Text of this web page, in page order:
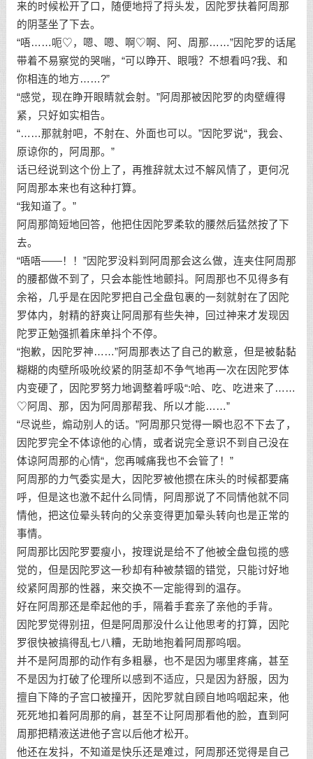
来的时候松开了口，随便地捋了捋头发，因陀罗扶着阿周那
的阴茎坐了下去。
“唔……呃♡，嗯、嗯、啊♡啊、阿、周那……”因陀罗的话尾
带着不易察觉的哭喘，“可以睁开、眼哦？不想看吗?我、和
你相连的地方……?”
“感觉，现在睁开眼睛就会射。”阿周那被因陀罗的肉壁缠得
紧，只好如实相告。
“……那就射吧，不射在、外面也可以。”因陀罗说“，我会、
原谅你的，阿周那。”
话已经说到这个份上了，再推辞就太过不解风情了，更何况
阿周那本来也有这种打算。
“我知道了。”
阿周那简短地回答，他把住因陀罗柔软的腰然后猛然按了下
去。
“唔唔——！！”因陀罗没料到阿周那会这么做，连夹住阿周那
的腰都做不到了，只会本能性地颤抖。阿周那也不见得多有
余裕，几乎是在因陀罗把自己全盘包裹的一刻就射在了因陀
罗体内，射精的舒爽让阿周那有些失神，回过神来才发现因
陀罗正勉强抓着床单抖个不停。
“抱歉，因陀罗神……”阿周那表达了自己的歉意，但是被黏黏
糊糊的肉壁所吸吮绞紧的阴茎却不争气地再一次在因陀罗体
内变硬了，因陀罗努力地调整着呼吸“:哈、吃、吃进来了……
♡阿周、那，因为阿周那帮我、所以才能……”
“尽说些，煽动别人的话。”阿周那只觉得一瞬也忍不下去了，
因陀罗完全不体谅他的心情，或者说完全意识不到自己没在
体谅阿周那的心情“，您再喊痛我也不会管了！”
阿周那的力气委实是大，因陀罗被他掼在床头的时候都要痛
呼，但是这也激不起什么同情，阿周那说了不同情他就不同
情他，把这位晕头转向的父亲变得更加晕头转向也是正常的
事情。
阿周那比因陀罗要瘦小，按理说是给不了他被全盘包揽的感
觉的，但是因陀罗这一秒却有种被禁锢的错觉，只能讨好地
绞紧阿周那的性器，来交换不一定能得到的温存。
好在阿周那还是牵起他的手，隔着手套亲了亲他的手背。
因陀罗觉得别扭，但是阿周那没什么让他思考的打算，因陀
罗很快被搞得乱七八糟，无助地抱着阿周那呜咽。
并不是阿周那的动作有多粗暴，也不是因为哪里疼痛，甚至
不是因为打破了伦理所以感到不适应，只是因为舒服，因为
擅自下降的子宫口被撞开，因陀罗就自顾自地呜咽起来，他
死死地扣着阿周那的肩，甚至不让阿周那看他的脸，直到阿
周那把精液送进他子宫以后他才松开。
他还在发抖，不知道是快乐还是难过，阿周那还觉得是自己